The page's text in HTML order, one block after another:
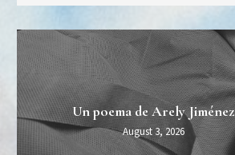
Un poema de Arely Jiménez
August 3, 2026